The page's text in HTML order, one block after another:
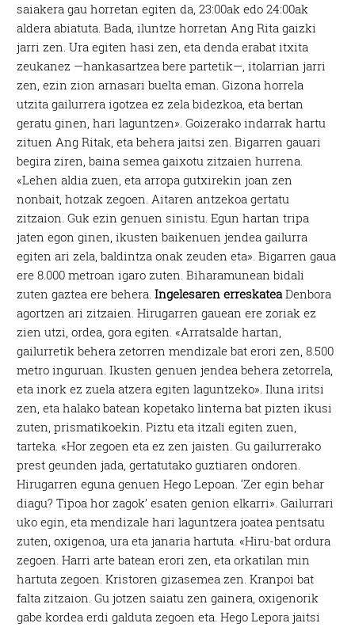
saiakera gau horretan egiten da, 23:00ak edo 24:00ak
aldera abiatuta. Bada, iluntze horretan Ang Rita gaizki
jarri zen. Ura egiten hasi zen, eta denda erabat itxita
zeukanez —hankasartzea bere partetik—, itolarrian jarri
zen, ezin zion arnasari buelta eman. Gizona horrela
utzita gailurrera igotzea ez zela bidezkoa, eta bertan
geratu ginen, hari laguntzen». Goizerako indarrak hartu
zituen Ang Ritak, eta behera jaitsi zen. Bigarren gauari
begira ziren, baina semea gaixotu zitzaien hurrena.
«Lehen aldia zuen, eta arropa gutxirekin joan zen
nonbait, hotzak zegoen. Aitaren antzekoa gertatu
zitzaion. Guk ezin genuen sinistu. Egun hartan tripa
jaten egon ginen, ikusten baikenuen jendea gailurra
egiten ari zela, baldintza onak zeuden eta». Bigarren gaua
ere 8.000 metroan igaro zuten. Biharamunean bidali
zuten gaztea ere behera.Ingelesaren erreskateaDenbora
agortzen ari zitzaien. Hirugarren gauean ere zoriak ez
zien utzi, ordea, gora egiten. «Arratsalde hartan,
gailurretik behera zetorren mendizale bat erori zen, 8.500
metro inguruan. Ikusten genuen jendea behera zetorrela,
eta inork ez zuela atzera egiten laguntzeko». Iluna iritsi
zen, eta halako batean kopetako linterna bat pizten ikusi
zuten, prismatikoekin. Piztu eta itzali egiten zuen,
tarteka. «Hor zegoen eta ez zen jaisten. Gu gailurrerako
prest geunden jada, gertatutako guztiaren ondoren.
Hirugarren eguna genuen Hego Lepoan. ‘Zer egin behar
diagu? Tipoa hor zagok’ esaten genion elkarri». Gailurrari
uko egin, eta mendizale hari laguntzera joatea pentsatu
zuten, oxigenoa, ura eta janaria hartuta. «Hiru-bat ordura
zegoen. Harri arte batean erori zen, eta orkatilan min
hartuta zegoen. Kristoren gizasemea zen. Kranpoi bat
falta zitzaion. Gu jotzen saiatu zen gainera, oxigenorik
gabe kordea erdi galduta zegoen eta. Hego Lepora jaitsi